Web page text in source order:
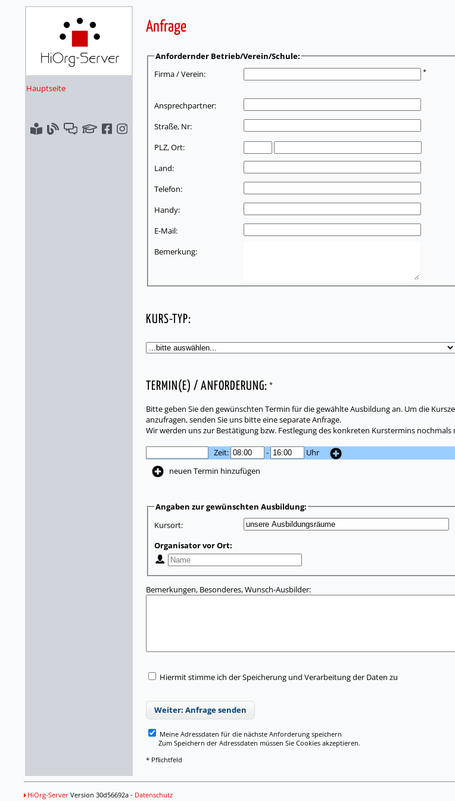
Hauptseite
Anfrage
Anfordernder Betrieb/Verein/Schule:
Firma / Verein:
*
Ansprechpartner:
Straße, Nr:
PLZ, Ort:
Land:
Telefon:
Handy:
E-Mail:
Bemerkung:
KURS-TYP:
TERMIN(E) / ANFORDERUNG: *
Bitte geben Sie den gewünschten Termin für die gewählte Ausbildung an. Um die
anzufragen, senden Sie uns bitte eine separate Anfrage.
Wir werden uns zur Bestätigung bzw. Festlegung des konkreten Kurstermins
Zeit: -
Uhr
neuen Termin hinzufügen
Angaben zur gewünschten Ausbildung:
Kursort:
Organisator vor Ort:
Bemerkungen, Besonderes, Wunsch-Ausbilder:
Hiermit stimme ich der Speicherung und Verarbeitung der Daten zu
Weiter: Anfrage senden
Meine Adressdaten für die nächste Anforderung speichern
Zum Speichern der Adressdaten müssen Sie Cookies akzeptieren.
* Pflichtfeld
HiOrg-Server Version 30d56692a - Datenschutz